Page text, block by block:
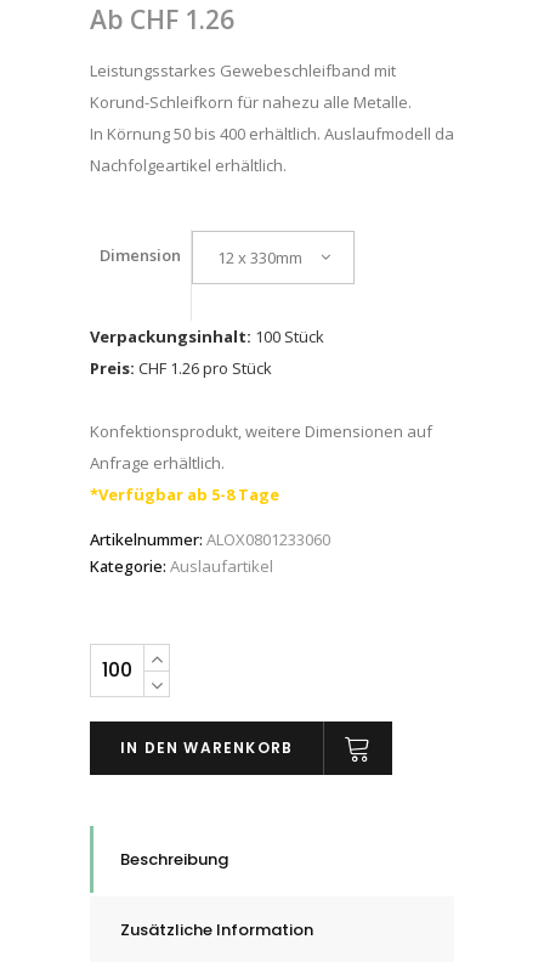
Ab CHF 1.26
Leistungsstarkes Gewebeschleifband mit
Korund-Schleifkorn für nahezu alle Metalle.
In Körnung 50 bis 400 erhältlich. Auslaufmodell da
Nachfolgeartikel erhältlich.
Dimension 12 x 330mm
Verpackungsinhalt: 100 Stück
Preis: CHF 1.26 pro Stück
Konfektionsprodukt, weitere Dimensionen auf
Anfrage erhältlich.
*Verfügbar ab 5-8 Tage
Artikelnummer: ALOX0801233060
Kategorie: Auslaufartikel
Schleifband
3M™
Korund,IN DEN WARENKORB
Beschreibung
Zusätzliche Information